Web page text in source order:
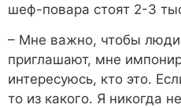
шеф-повара стоят 2-3
– Мне важно, чтобы
приглашают, мне
интересуюсь, кто это.
то из какого. Я никогда